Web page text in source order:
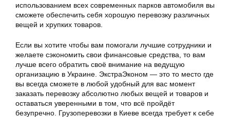
использованием всех современных парков автомобиля вы
сможете обеспечить себя хорошую перевозку различных
вещей и хрупких товаров.
Если вы хотите чтобы вам помогали лучшие сотрудники и
желаете сэкономить свои финансовые средства, то вам
лучше всего обратить своё внимание на ведущую
организацию в Украине. ЭкстраЭконом — это то место где
вы всегда сможете в любой удобный для вас момент
заказать перевозку абсолютно любых вещей и товаров и
оставаться уверенными в том, что всё пройдёт
безупречно. Грузоперевозки в Киеве всегда требует к себе